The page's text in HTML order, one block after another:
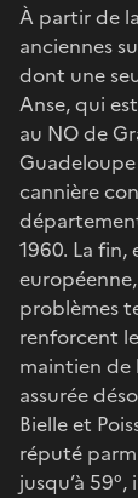
À partir de
anciennes
dont une
Anse, qui
au NO de
cannière
1960. La fin,
problèmes
renforcent
maintien de
assurée
Bielle et
réputé
jusqu’à